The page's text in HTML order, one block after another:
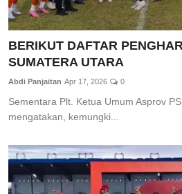
BERIKUT DAFTAR
SUMATERA UTARA
Abdi Panjaitan Apr 17, 2026 0
Sementara Plt. Ketua Umum Asprov
mengatakan, kemungki...